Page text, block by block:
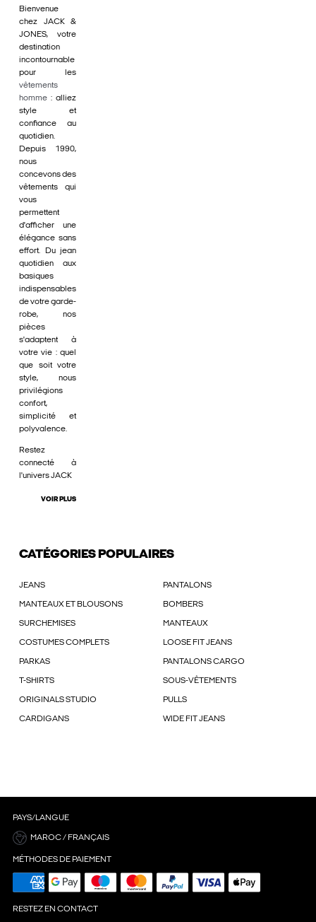
Bienvenue
chez JACK &
JONES, votre
destination
incontournable
pour les
vêtements
homme : alliez
style et
confiance au
quotidien.
Depuis 1990,
nous
concevons des
vêtements qui
vous
permettent
d'afficher une
élégance sans
effort. Du jean
quotidien aux
basiques
indispensables
de votre garde-
robe, nos
pièces
s'adaptent à
votre vie : quel
que soit votre
style, nous
privilégions
confort,
simplicité et
polyvalence.
Restez
connecté à
l'univers JACK
VOIR PLUS
CATÉGORIES POPULAIRES
JEANS PANTALONS
MANTEAUX ET BLOUSONS BOMBERS
SURCHEMISES MANTEAUX
COSTUMES COMPLETS LOOSE FIT JEANS
PARKAS PANTALONS CARGO
T-SHIRTS SOUS-VÊTEMENTS
ORIGINALS STUDIO PULLS
CARDIGANS WIDE FIT JEANS
PAYS/LANGUE
MAROC / FRANÇAIS
MÉTHODES DE PAIEMENT
RESTEZ EN CONTACT